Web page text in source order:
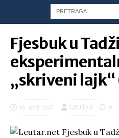
Fjesbuk u
„skriveni lajk“
10. april 2017. LEUTAR 0